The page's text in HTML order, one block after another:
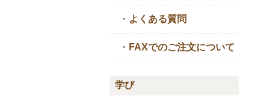
・ よくある質問
・ FAXでのご注文について
学び